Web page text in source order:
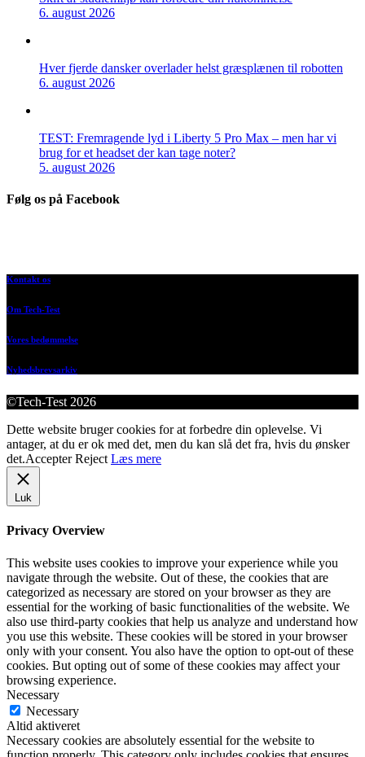
6. august 2026
Hver fjerde dansker overlader helst græsplænen til robotten
6. august 2026
TEST: Fremragende lyd i Liberty 5 Pro Max – men har vi
brug for et headset der kan tage noter?
5. august 2026
Følg os på Facebook
Kontakt os
Om Tech-Test
Vores bedømmelse
Nyhedsbrevsarkiv
©Tech-Test 2026
Dette website bruger cookies for at forbedre din oplevelse. Vi
antager, at du er ok med det, men du kan slå det fra, hvis du ønsker
det.Accepter Reject Læs mere
Luk
Privacy Overview
This website uses cookies to improve your experience while you
navigate through the website. Out of these, the cookies that are
categorized as necessary are stored on your browser as they are
essential for the working of basic functionalities of the website. We
also use third-party cookies that help us analyze and understand how
you use this website. These cookies will be stored in your browser
only with your consent. You also have the option to opt-out of these
cookies. But opting out of some of these cookies may affect your
browsing experience.
Necessary
Necessary
Altid aktiveret
Necessary cookies are absolutely essential for the website to